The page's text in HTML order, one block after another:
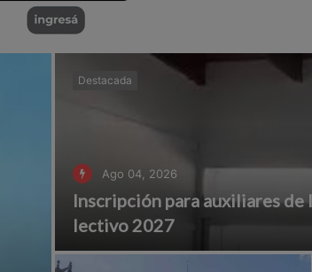
Destacada
Ago 04, 2026
Inscripción para auxiliares de
lectivo 2027